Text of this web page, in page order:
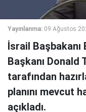
Yayınlanma: 09 Ağustos
İsrail Başbakanı
Başkanı Donald
tarafından
planını mevcut
açıkladı.